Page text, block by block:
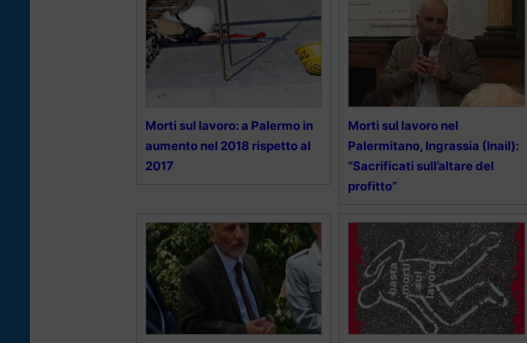
Morti sul lavoro: a Palermo in
aumento nel 2018 rispetto al
2017
Morti sul lavoro nel
Palermitano, Ingrassia (Inail):
“Sacrificati sull’altare del
profitto”